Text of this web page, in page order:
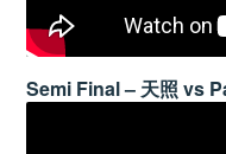
Semi Final – 天照 vs